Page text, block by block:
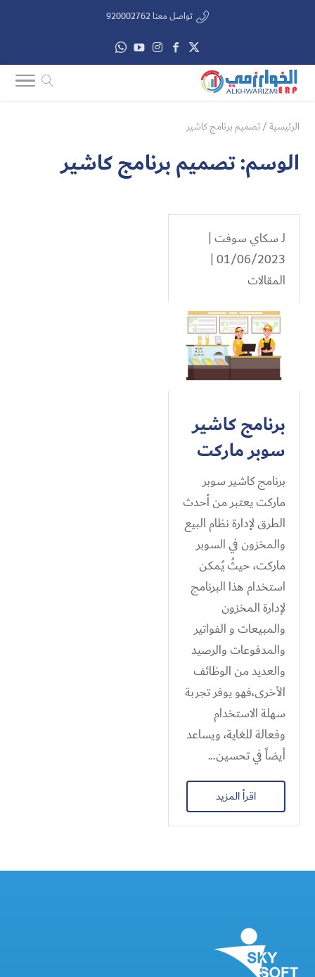
تواصل معنا 920002762
الرئيسية/تصميم برنامج كاشير
الوسم:تصميم برنامج كاشير
لـسكاي سوفت |
01/06/2023 |
المقالات
برنامج كاشير
سوبر ماركت
برنامج كاشير سوبر
ماركت يعتبر من أحدث
الطرق لإدارة نظام البيع
والمخزون في السوبر
ماركت، حيثُ يُمكن
استخدام هذا البرنامج
لإدارة المخزون
والمبيعات و الفواتير
والمدفوعات والرصيد
والعديد من الوظائف
الأخرى،فهو يوفر تجربة
سهلة الاستخدام
وفعالة للغاية، ويساعد
أيضاً في تحسين...
اقرأ المزيد